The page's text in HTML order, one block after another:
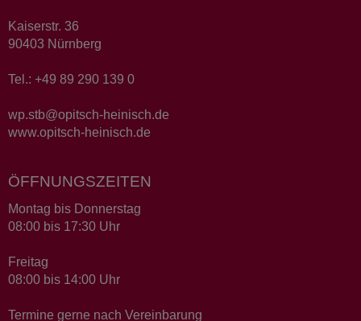
Kaiserstr. 36
90403 Nürnberg
Tel.: +49 89 290 139 0
wp.stb@opitsch-heinisch.de
www.opitsch-heinisch.de
ÖFFNUNGSZEITEN
Montag bis Donnerstag
08:00 bis 17:30 Uhr
Freitag
08:00 bis 14:00 Uhr
Termine gerne nach Vereinbarung